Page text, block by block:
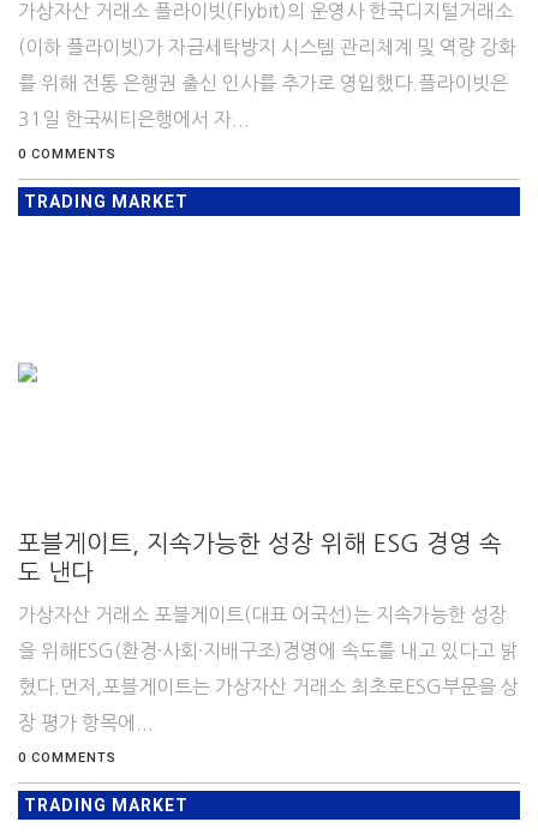
가상자산 거래소 플라이빗(Flybit)의 운영사 한국디지털거래소
(이하 플라이빗)가 자금세탁방지 시스템 관리체계 및 역량 강화
를 위해 전통 은행권 출신 인사를 추가로 영입했다.플라이빗은
31일 한국씨티은행에서 자...
0 COMMENTS
TRADING MARKET
포블게이트, 지속가능한 성장 위해 ESG 경영 속
도 낸다
가상자산 거래소 포블게이트(대표 어국선)는 지속가능한 성장
을 위해ESG(환경·사회·지배구조)경영에 속도를 내고 있다고 밝
혔다.먼저,포블게이트는 가상자산 거래소 최초로ESG부문을 상
장 평가 항목에...
0 COMMENTS
TRADING MARKET